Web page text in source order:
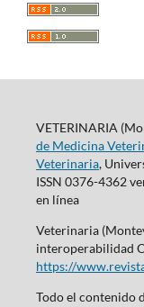
VETERINARIA
de Medicina
Veterinaria,
ISSN 0376-4362
en línea
Veterinaria
interoperabilidad
https://
Todo el contenido